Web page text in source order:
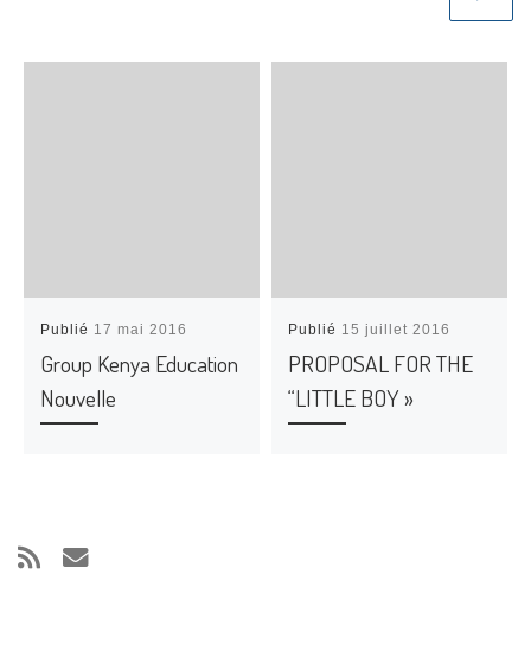
Publié 17 mai 2016
Group Kenya Education
Nouvelle
Publié 15 juillet 2016
PROPOSAL FOR THE
“LITTLE BOY »